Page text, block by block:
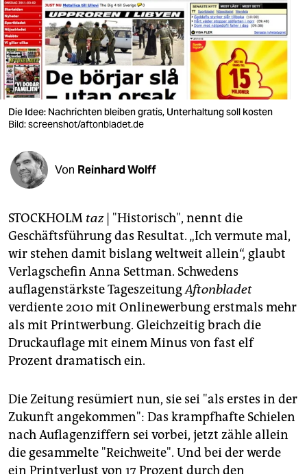
nord
wahrheit
verlag
verlag
shop
fragen & hilfe
unterstützen
abo
genossenschaft
epaper login
Die Idee: Nachrichten bleiben gratis, Unterhaltung soll kosten
Bild: screenshot/aftonbladet.de
Von Reinhard Wolff
STOCKHOLM taz| "Historisch", nennt die
Geschäftsführung das Resultat. „Ich vermute mal,
wir stehen damit bislang weltweit allein“, glaubt
Verlagschefin Anna Settman. Schwedens
auflagenstärkste TageszeitungAftonbladet
verdiente 2010 mit Onlinewerbung erstmals mehr
als mit Printwerbung. Gleichzeitig brach die
Druckauflage mit einem Minus von fast elf
Prozent dramatisch ein.
Die Zeitung resümiert nun, sie sei "als erstes in der
Zukunft angekommen": Das krampfhafte Schielen
nach Auflagenziffern sei vorbei, jetzt zähle allein
die gesammelte "Reichweite". Und bei der werde
ein Printverlust von 17 Prozent durch den